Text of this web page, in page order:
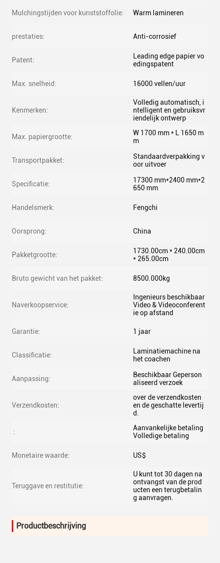
Mulchingstijden voor kunststoffolie: Warm lamineren
prestaties: Anti-corrosief
Patent:
Leading edge papier vo
edingspatent
Max. snelheid: 16000 vellen/uur
Kenmerken:
Volledig automatisch, i
ntelligent en gebruiksvr
iendelijk ontwerp
Max. papiergrootte:
W 1700 mm * L 1650 m
m
Transportpakket:
Standaardverpakking v
oor uitvoer
Specificatie:
17300 mm*2400 mm*2
650 mm
Handelsmerk: Fengchi
Oorsprong: China
Pakketgrootte:
1730.00cm * 240.00cm
* 265.00cm
Bruto gewicht van het pakket: 8500.000kg
Naverkoopservice:
Ingenieurs beschikbaar
Video & Videoconferent
ie op afstand
Garantie: 1 jaar
Classificatie:
Laminatiemachine na
het coachen
Aanpassing:
Beschikbaar Geperson
aliseerd verzoek
Verzendkosten:
over de verzendkosten
en de geschatte levertij
d.
:
Aanvankelijke betaling
Volledige betaling
Monetaire waarde: US$
Teruggave en restitutie:
U kunt tot 30 dagen na
ontvangst van de prod
ucten een terugbetalin
g aanvragen.
Productbeschrijving